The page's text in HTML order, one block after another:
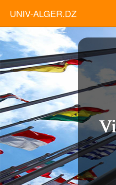
UNIV-ALGER.DZ